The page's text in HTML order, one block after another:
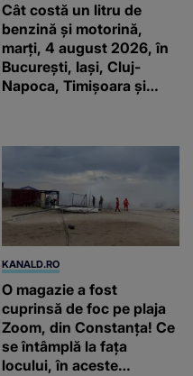
Cât costă un litru de
benzină și motorină,
marți, 4 august 2026, în
București, Iași, Cluj-
Napoca, Timișoara și
KANALD.RO
O magazie a fost
cuprinsă de foc pe plaja
Zoom, din Constanța! Ce
se întâmplă la fața
locului, în aceste